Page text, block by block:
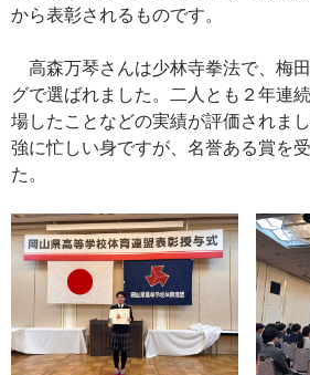
から表彰されるものです。
高森万琴さんは少林寺拳法で、梅
グで選ばれました。二人とも２年連
場したことなどの実績が評価されま
強に忙しい身ですが、名誉ある賞を
た。